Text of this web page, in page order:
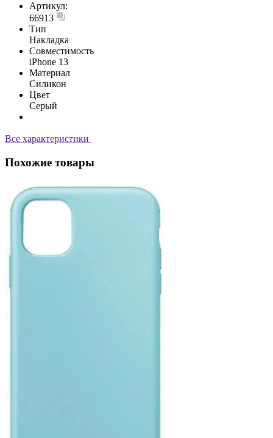
Артикул:
66913
Тип
Накладка
Совместимость
iPhone 13
Материал
Силикон
Цвет
Серый
Все характеристики
Похожие товары